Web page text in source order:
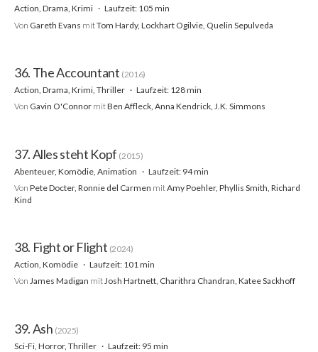
Action, Drama, Krimi
Laufzeit: 105 min
Von Gareth Evans mitTom Hardy, Lockhart Ogilvie, Quelin Sepulveda
36. The Accountant (2016)
Action, Drama, Krimi, Thriller
Laufzeit: 128 min
Von Gavin O'Connor mitBen Affleck, Anna Kendrick, J.K. Simmons
37. Alles steht Kopf (2015)
Abenteuer, Komödie, Animation
Laufzeit: 94 min
Von Pete Docter, Ronnie del Carmen mitAmy Poehler, Phyllis Smith, Richard
Kind
38. Fight or Flight (2024)
Action, Komödie
Laufzeit: 101 min
Von James Madigan mitJosh Hartnett, Charithra Chandran, Katee Sackhoff
39. Ash (2025)
Sci-Fi, Horror, Thriller
Laufzeit: 95 min